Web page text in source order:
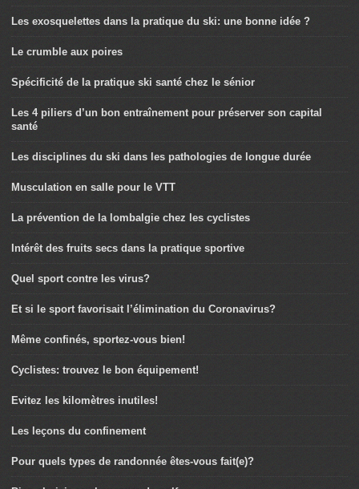
Les exosquelettes dans la pratique du ski: une bonne idée ?
Le crumble aux poires
Spécificité de la pratique ski santé chez le sénior
Les 4 piliers d’un bon entraînement pour préserver son capital
santé
Les disciplines du ski dans les pathologies de longue durée
Musculation en salle pour le VTT
La prévention de la lombalgie chez les cyclistes
Intérêt des fruits secs dans la pratique sportive
Quel sport contre les virus?
Et si le sport favorisait l’élimination du Coronavirus?
Même confinés, sportez-vous bien!
Cyclistes: trouvez le bon équipement!
Evitez les kilomètres inutiles!
Les leçons du confinement
Pour quels types de randonnée êtes-vous fait(e)?